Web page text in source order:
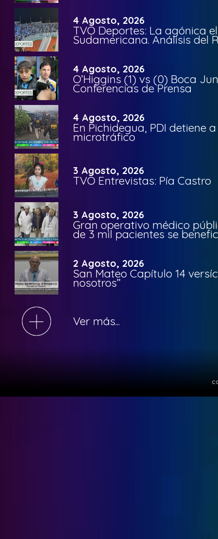
4 Agosto, 2026
TVO Deportes: La agónica
Sudamericana. Análisis del
4 Agosto, 2026
O’Higgins (1) vs (0) Boca
Conferencias de Prensa
4 Agosto, 2026
En Pichidegua, PDI detiene
microtráfico
3 Agosto, 2026
TVO Entrevistas: Pía Castro
3 Agosto, 2026
Gran operativo médico
de 3 mil pacientes se
2 Agosto, 2026
San Mateo Capítulo 14
nosotros”
Ver más...